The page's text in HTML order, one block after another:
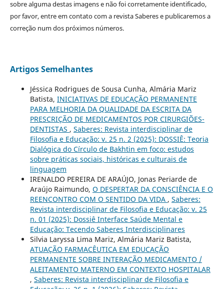
sobre alguma destas imagens e não foi corretamente identificado,
por favor, entre em contato com a revista Saberes e publicaremos a
correção num dos próximos números.
Artigos Semelhantes
Jéssica Rodrigues de Sousa Cunha, Almária Mariz
Batista, INICIATIVAS DE EDUCAÇÃO PERMANENTE
PARA MELHORIA DA QUALIDADE DA ESCRITA DA
PRESCRIÇÃO DE MEDICAMENTOS POR CIRURGIÕES-
DENTISTAS , Saberes: Revista interdisciplinar de
Filosofia e Educação: v. 25 n. 2 (2025): DOSSIÊ: Teoria
Dialógica do Círculo de Bakhtin em foco: estudos
sobre práticas sociais, históricas e culturais de
linguagem
IRENALDO PEREIRA DE ARAÚJO, Jonas Periarde de
Araújo Raimundo, O DESPERTAR DA CONSCIÊNCIA E O
REENCONTRO COM O SENTIDO DA VIDA , Saberes:
Revista interdisciplinar de Filosofia e Educação: v. 25
n. 01 (2025): Dossiê Interface Saúde Mental e
Educação: Tecendo Saberes Interdisciplinares
Silvia Laryssa Lima Mariz, Almária Mariz Batista,
ATUAÇÃO FARMACÊUTICA EM EDUCAÇÃO
PERMANENTE SOBRE INTERAÇÃO MEDICAMENTO /
ALEITAMENTO MATERNO EM CONTEXTO HOSPITALAR
, Saberes: Revista interdisciplinar de Filosofia e